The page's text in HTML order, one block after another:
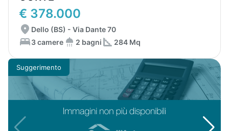
€ 378.000
Dello (BS) - Via Dante 70
3 camere
2 bagni 284 Mq
Suggerimento